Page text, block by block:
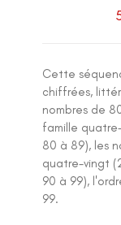
Cette
chiffrées,
nombres de
famille
80 à 89), les
quatre-vingt
90 à 99),
99.